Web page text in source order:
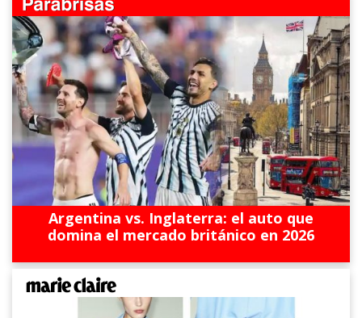
Argentina vs. Inglaterra: el auto que
domina el mercado británico en 2026